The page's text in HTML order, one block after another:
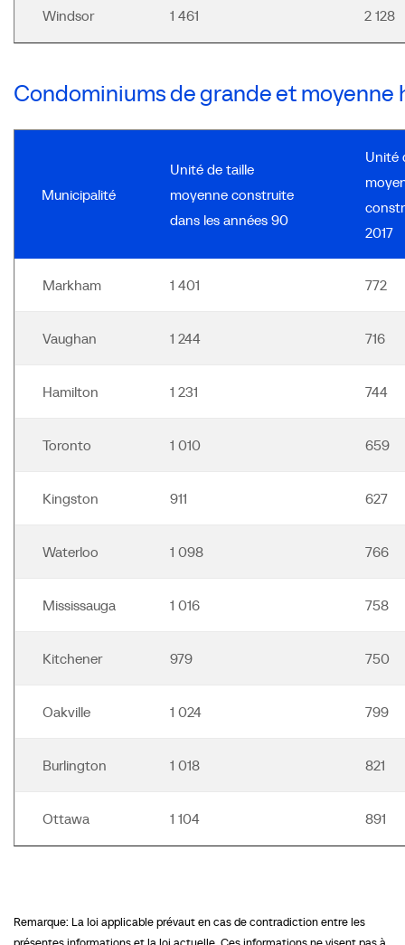
Windsor 1 461 2 128
Condominiums de grande et moyenne
Municipalité
Unité de taille
moyenne construite
dans les années 90
Unité
2017
Markham 1 401 772
Vaughan 1 244 716
Hamilton 1 231 744
Toronto 1 010 659
Kingston 911 627
Waterloo 1 098 766
Mississauga 1 016 758
Kitchener 979 750
Oakville 1 024 799
Burlington 1 018 821
Ottawa 1 104 891
Remarque: La loi applicable prévaut en cas de contradiction entre les